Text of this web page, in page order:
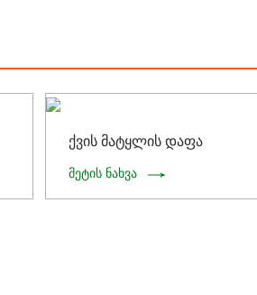
ქვის მატყლის დაფა
მეტის ნახვა